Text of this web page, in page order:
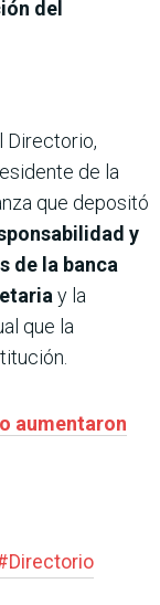
del
Directorio,
de la
que depositó
y
de la banca
y la
que la
aumentaron
Directorio